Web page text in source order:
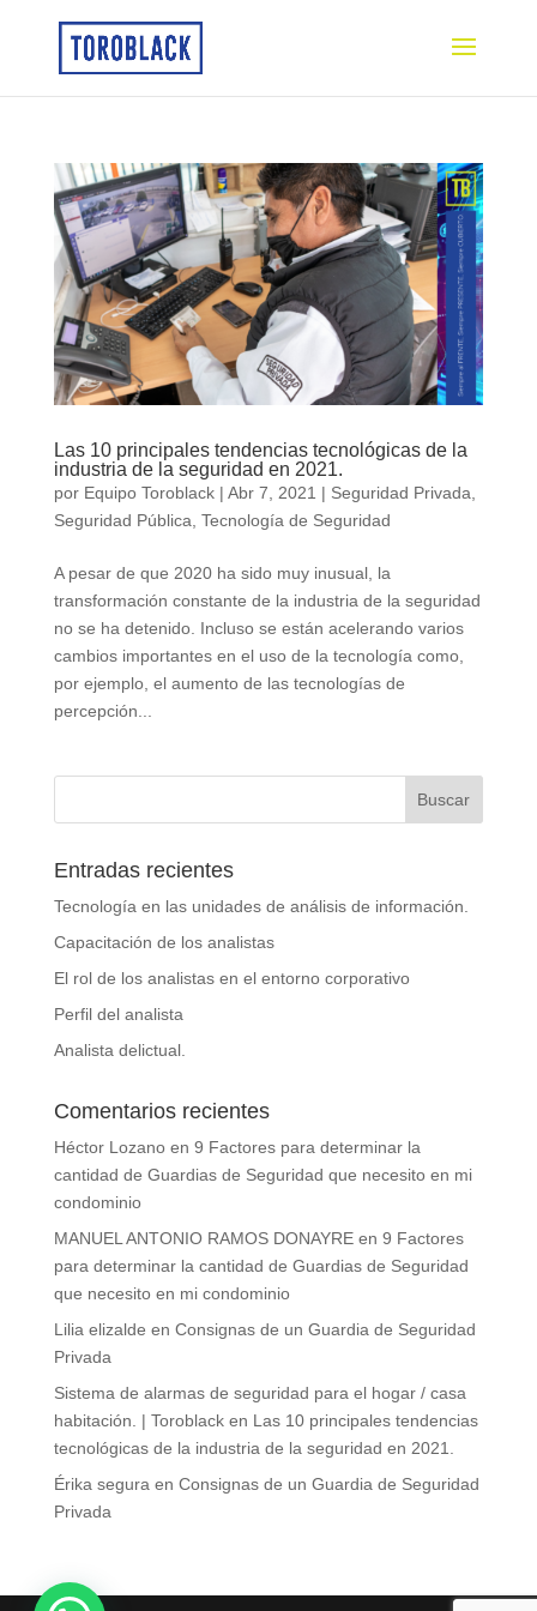
Las 10 principales tendencias tecnológicas de la
industria de la seguridad en 2021.
por Equipo Toroblack| Abr 7, 2021 | Seguridad Privada
Seguridad Pública Tecnología de Seguridad
A pesar de que 2020 ha sido muy inusual, la
transformación constante de la industria de la seguridad
no se ha detenido. Incluso se están acelerando varios
cambios importantes en el uso de la tecnología como,
por ejemplo, el aumento de las tecnologías de
percepción...
Entradas recientes
Tecnología en las unidades de análisis de información.
Capacitación de los analistas
El rol de los analistas en el entorno corporativo
Perfil del analista
Analista delictual.
Comentarios recientes
Héctor Lozanoen 9 Factores para determinar la
cantidad de Guardias de Seguridad que necesito en mi
condominio
MANUEL ANTONIO RAMOS DONAYREen 9 Factores
para determinar la cantidad de Guardias de Seguridad
que necesito en mi condominio
Lilia elizalde en Consignas de un Guardia de Seguridad
Privada
Sistema de alarmas de seguridad para el hogar / casa
habitación. | Toroblacken Las 10 principales tendencias
tecnológicas de la industria de la seguridad en 2021.
Érika segura en Consignas de un Guardia de Seguridad
Privada